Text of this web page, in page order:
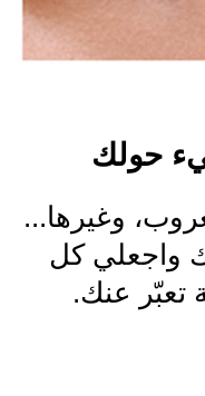
وغيرها...
واجعلي كل
تعبّر عنك.